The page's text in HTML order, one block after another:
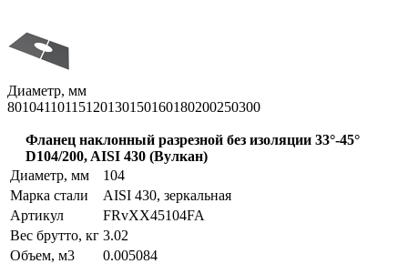
Диаметр, мм
80104110115120130150160180200250300
Фланец наклонный разрезной без изоляции 33°-45°
D104/200, AISI 430 (Вулкан)
Диаметр, мм
104
Марка стали
AISI 430, зеркальная
Артикул
FRvXX45104FA
Вес брутто, кг 3.02
Объем, м3
0.005084